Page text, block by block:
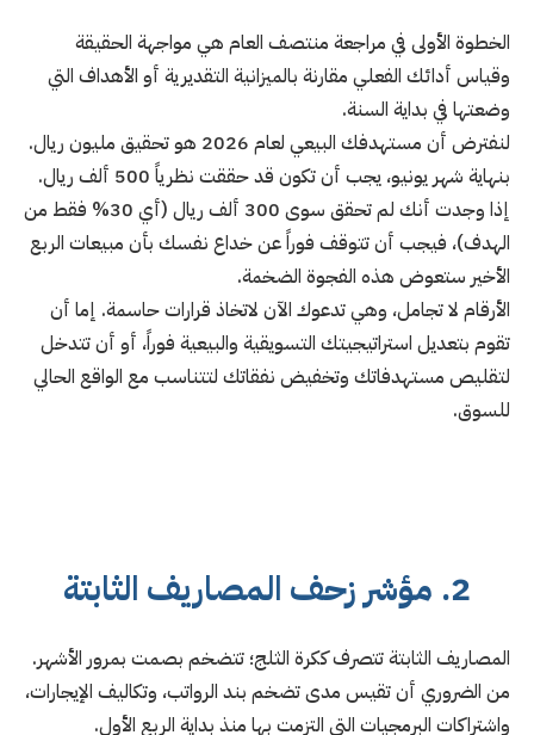
الخطوة الأولى في مراجعة منتصف العام هي مواجهة الحقيقة
وقياس أدائك الفعلي مقارنة بالميزانية التقديرية أو الأهداف التي
وضعتها في بداية السنة.
لنفترض أن مستهدفك البيعي لعام 2026 هو تحقيق مليون ريال.
بنهاية شهر يونيو، يجب أن تكون قد حققت نظرياً 500 ألف ريال.
إذا وجدت أنك لم تحقق سوى 300 ألف ريال (أي 30% فقط من
الهدف)، فيجب أن تتوقف فوراً عن خداع نفسك بأن مبيعات الربع
الأخير ستعوض هذه الفجوة الضخمة.
الأرقام لا تجامل، وهي تدعوك الآن لاتخاذ قرارات حاسمة. إما أن
تقوم بتعديل استراتيجيتك التسويقية والبيعية فوراً، أو أن تتدخل
لتقليص مستهدفاتك وتخفيض نفقاتك لتتناسب مع الواقع الحالي
للسوق.
2. مؤشر زحف المصاريف الثابتة
المصاريف الثابتة تتصرف ككرة الثلج؛ تتضخم بصمت بمرور الأشهر.
من الضروري أن تقيس مدى تضخم بند الرواتب، وتكاليف الإيجارات،
واشتراكات البرمجيات التي التزمت بها منذ بداية الربع الأول.